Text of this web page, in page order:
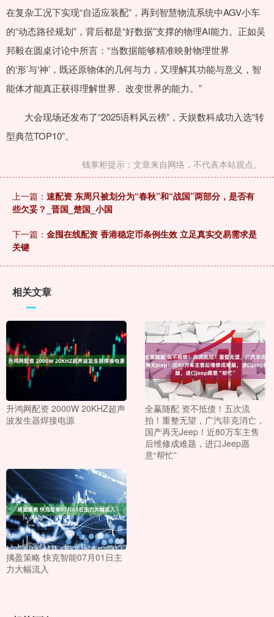
在复杂工况下实现“自适应装配”，再到智慧物流系统中AGV小车
的“动态路径规划”，背后都是“好数据”支撑的物理AI能力。正如吴
邦毅在圆桌讨论中所言：“当数据能够精准映射物理世界
的‘形’与‘神’，既还原物体的几何与力，又理解其功能与意义，智
能体才能真正获得理解世界、改变世界的能力。”
大会现场还发布了“2025语料风云榜”，天娱数科成功入选“转
型典范TOP10”。
钱掌柜提示：文章来自网络，不代表本站观点。
上一篇： 速配资 东周只被划分为“春秋”和“战国”两部分，是否有
些欠妥？_晋国_楚国_小国
下一篇： 金囤在线配资 香港稳定币条例生效 立足真实交易需求是
关键
相关文章
升鸿网配资 2000W 20KHZ超声
波发生器焊接电源
全赢随配 资不抵债！五次流
拍！重整无望，广汽菲克消亡，
国产再无Jeep！近80万车主售
后维修成难题，进口Jeep愿
意“帮忙”
摛盈策略 快克智能07月01日主
力大幅流入